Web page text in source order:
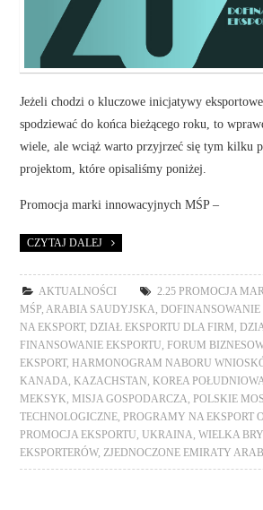
Jeżeli chodzi o kluczowe inicjatywy
spodziewać do końca bieżącego roku, to
wiele, ale wciąż warto przyjrzeć się tym kilku
projektom, które opisaliśmy poniżej.
Promocja marki innowacyjnych MŚP –
CZYTAJ DALEJ
AKTUALNOŚCI
2.25 PROMOCJA
MŚP ARABIA SAUDYJSKA DOFINANSOWANIE
NA EKSPORT, DZIAŁ EKSPORTU DLA FIRM
FINANSOWANIE EKSPORTU
FORUM
EKSPORT, HARMONOGRAM NABORU
KANADA
KAZACHSTAN KOREA
MEKSYK
MISJA GOSPODARCZA
POLSKIE
TECHNOLOGICZNE
PROGRAMY NA EKSPORT
PROMOCJA EKSPORTU
UKRAINA WIELKA
EKSPORTERÓW, ZJEDNOCZONE EMIRATY